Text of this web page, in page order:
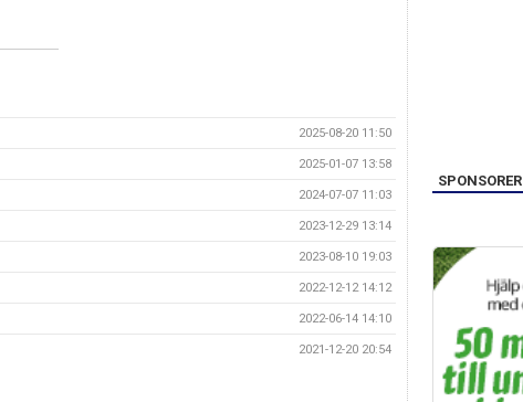
2025-08-20 11:50
2025-01-07 13:58
2024-07-07 11:03
2023-12-29 13:14
2023-08-10 19:03
2022-12-12 14:12
2022-06-14 14:10
2021-12-20 20:54
SPONSORER